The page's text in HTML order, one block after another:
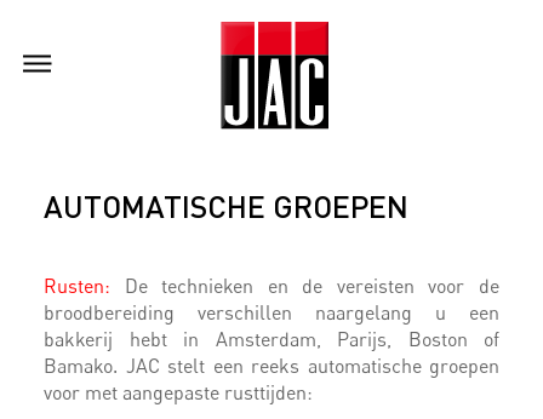
AUTOMATISCHE GROEPEN
Rusten: De technieken en de vereisten voor de
broodbereiding verschillen naargelang u een
bakkerij hebt in Amsterdam, Parijs, Boston of
Bamako. JAC stelt een reeks automatische groepen
voor met aangepaste rusttijden: